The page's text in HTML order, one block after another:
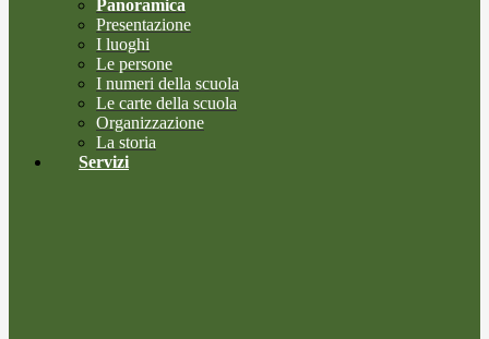
Panoramica
Presentazione
I luoghi
Le persone
I numeri della scuola
Le carte della scuola
Organizzazione
La storia
Servizi